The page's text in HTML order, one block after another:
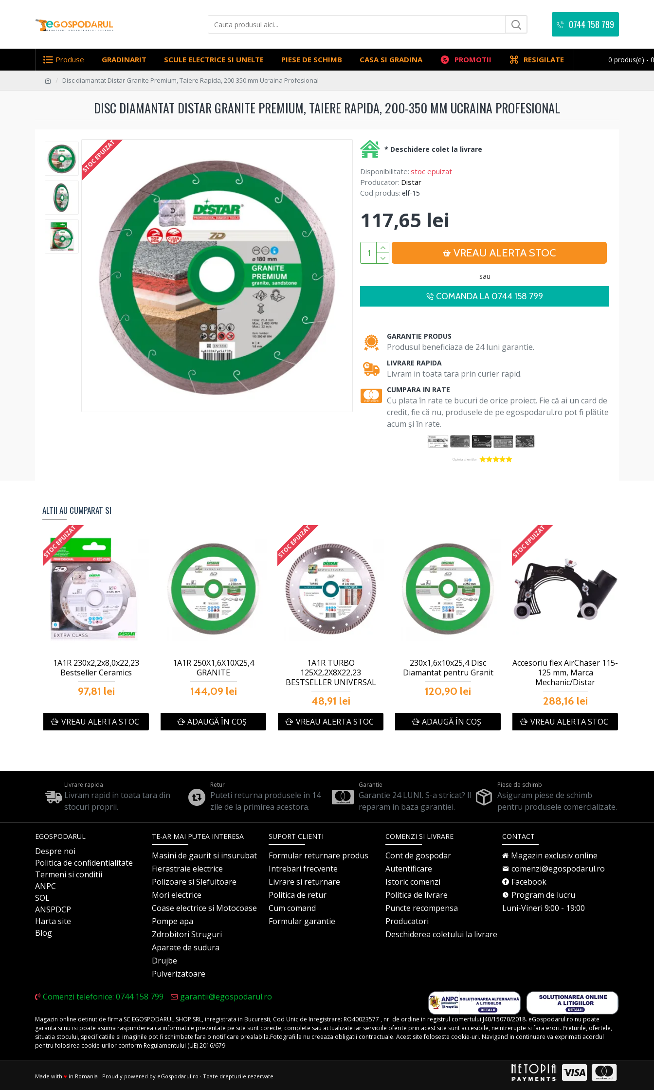
0744 158 799
Produse GRADINARIT SCULE ELECTRICE SI UNELTE PIESE DE SCHIMB CASA SI GRADINA PROMOTII RESIGILATE 0 produs(e) -
Disc diamantat Distar Granite Premium, Taiere Rapida, 200-350 mm Ucraina Profesional
DISC DIAMANTAT DISTAR GRANITE PREMIUM, TAIERE RAPIDA, 200-350 MM UCRAINA PROFESIONAL
STOC EPUIZAT Disponibilitate: stoc epuizat
Producator: Distar
Cod produs: elf-15
117,65 lei
VREAU ALERTA STOC
* Deschidere colet la livrare
sau
COMANDA LA 0744 158 799
GARANTIE PRODUS
Produsul beneficiaza de 24 luni garantie.
LIVRARE RAPIDA
Livram in toata tara prin curier rapid.
CUMPARA IN RATE
Cu plata în rate te bucuri de orice proiect. Fie că ai un card de
credit, fie că nu, produsele de pe egospodarul.ro pot fi plătite
acum și în rate.
ALTII AU CUMPARAT SI
STOC EPUIZAT
1A1R 230x2,2x8,0x22,23
Bestseller Ceramics
97,81 lei
VREAU ALERTA STOC
1A1R 250X1,6X10X25,4
GRANITE
144,09 lei
ADAUGĂ ÎN COŞ
STOC EPUIZAT
1A1R TURBO
125X2,2X8X22,23
BESTSELLER UNIVERSAL
48,91 lei
VREAU ALERTA STOC
230x1,6x10x25,4 Disc
Diamantat pentru Granit
120,90 lei
ADAUGĂ ÎN COŞ
STOC EPUIZAT
Accesoriu flex AirChaser 115-
125 mm, Marca
Mechanic/Distar
288,16 lei
VREAU ALERTA STOC
Livrare rapida
Livram rapid in toata tara din
stocuri proprii.
Retur
Puteti returna produsele in 14
zile de la primirea acestora.
Garantie
Garantie 24 LUNI. S-a stricat? Il
reparam in baza garantiei.
Piese de schimb
Asiguram piese de schimb
pentru produsele comercializate.
EGOSPODARUL
Despre noi
Politica de confidentialitate
Termeni si conditii
ANPC
SOL
ANSPDCP
Harta site
Blog
TE-AR MAI PUTEA INTERESA
Masini de gaurit si insurubat
Fierastraie electrice
Polizoare si Slefuitoare
Mori electrice
Coase electrice si Motocoase
Pompe apa
Zdrobitori Struguri
Aparate de sudura
Drujbe
Pulverizatoare
SUPORT CLIENTI
Formular returnare produs
Intrebari frecvente
Livrare si returnare
Politica de retur
Cum comand
Formular garantie
COMENZI SI LIVRARE
Cont de gospodar
Autentificare
Istoric comenzi
Politica de livrare
Puncte recompensa
Producatori
Deschiderea coletului la livrare
CONTACT
Magazin exclusiv online
comenzi@egospodarul.ro
Facebook
Program de lucru
Luni-Vineri 9:00 - 19:00
Comenzi telefonice: 0744 158 799 garantii@egospodarul.ro
Magazin online detinut de firma SC EGOSPODARUL SHOP SRL, inregistrata in Bucuresti, Cod Unic de Inregistrare: RO40023577 , nr. de ordine in registrul comertului J40/15070/2018. eGospodarul.ro nu poate
garanta si nu isi poate asuma raspunderea ca informatiile prezentate pe site sunt corecte, complete sau actualizate iar serviciile oferite prin acest site sunt accesibile, neintrerupte si fara erori. Preturile, ofertele,
situatia stocului, specificatiile si imaginile pot fi schimbate fara o notificare prealabila.Fotografiile nu creeaza obligatii contractuale. Acest site foloseste cookie-uri. Navigand in continuare va exprimati acordul
pentru folosirea cookie-urilor conform Regulamentului (UE) 2016/679.
Made with ♥ in Romania · Proudly powered by eGospodarul.ro · Toate drepturile rezervate